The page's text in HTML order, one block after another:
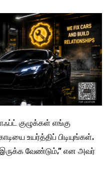
குழுக்கள் எங்கு
உயர்த்திப் பிடியுங்கள்.
வேண்டும்,” என அவர்